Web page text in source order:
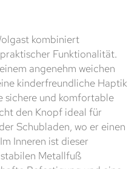
kombiniert
Funktionalität.
angenehm weichen
kinderfreundliche Haptik
sichere und komfortable
den Knopf ideal für
Schubladen, wo er einen
Inneren ist dieser
Metallfuß